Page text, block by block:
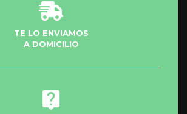
TE LO ENVIAMOS
A DOMICILIO